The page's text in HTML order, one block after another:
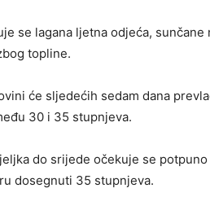
se lagana ljetna odjeća,
topline.
će sljedećih sedam dana
30 i 35 stupnjeva.
do srijede očekuje se
dosegnuti 35 stupnjeva.